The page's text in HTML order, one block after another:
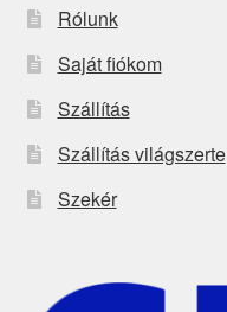
Rólunk
Saját fiókom
Szállítás
Szállítás világszerte
Szekér